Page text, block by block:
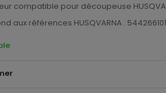
compatible pour découpeuse
aux références HUSQVARNA :